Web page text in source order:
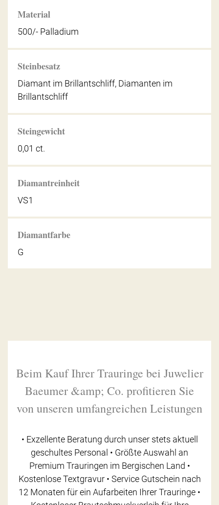
Material
500/- Palladium
Steinbesatz
Diamant im Brillantschliff, Diamanten im
Brillantschliff
Steingewicht
0,01 ct.
Diamantreinheit
VS1
Diamantfarbe
G
Beim Kauf Ihrer Trauringe bei Juwelier
Baeumer &amp; Co. profitieren Sie
von unseren umfangreichen Leistungen
• Exzellente Beratung durch unser stets aktuell
geschultes Personal • Größte Auswahl an
Premium Trauringen im Bergischen Land •
Kostenlose Textgravur • Service Gutschein nach
12 Monaten für ein Aufarbeiten Ihrer Trauringe •